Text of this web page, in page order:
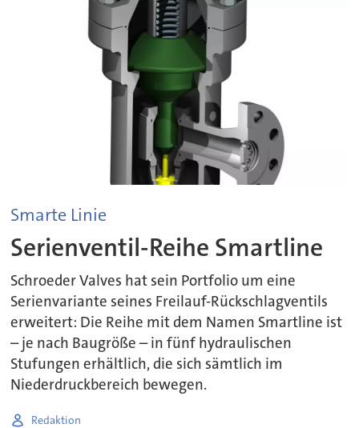
Smarte Linie
Serienventil-Reihe Smartline
Schroeder Valves hat sein Portfolio um eine
Serienvariante seines Freilauf-Rückschlagventils
erweitert: Die Reihe mit dem Namen Smartline ist
– je nach Baugröße – in fünf hydraulischen
Stufungen erhältlich, die sich sämtlich im
Niederdruckbereich bewegen.
Redaktion